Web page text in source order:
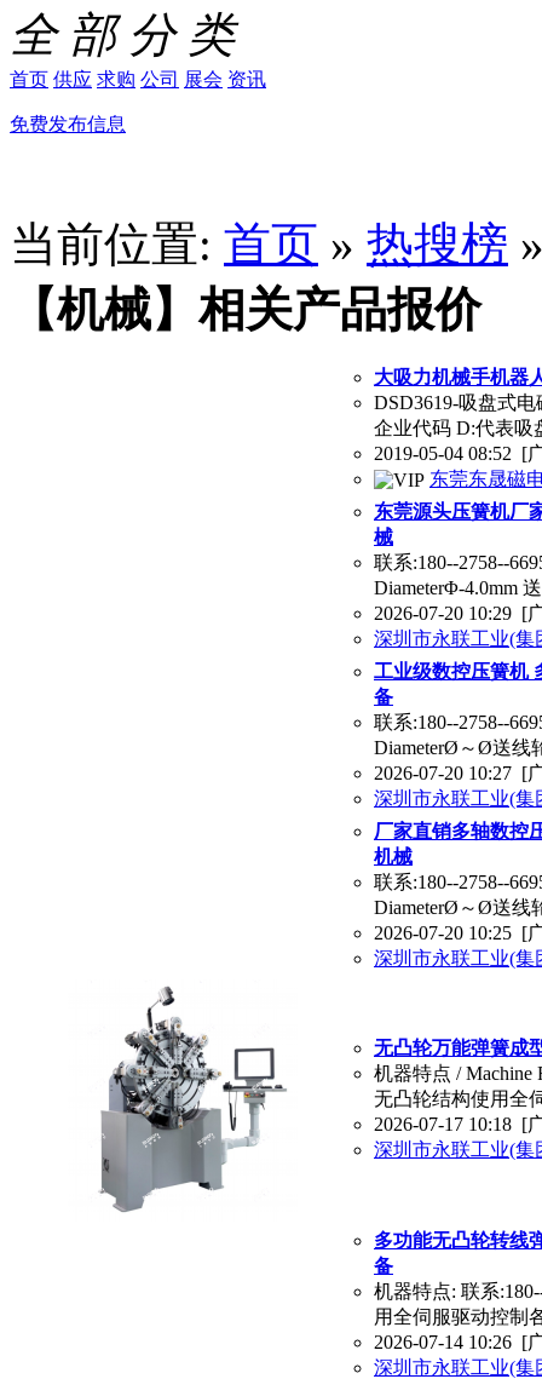
全 部 分 类
首页 供应 求购 公司 展会 资讯
免费发布信息
当前位置: 首页 » 热搜榜
【机械】相关产品报价
大吸力机械手机器
DSD3619-吸盘式
企业代码 D:代表吸
2019-05-04 08:52 [
东莞东晟磁
东莞源头压簧机厂
械
联系:180--2758--
DiameterΦ-4.0mm
2026-07-20 10:29 [
深圳市永联工业(集
工业级数控压簧机
备
联系:180--2758--
DiameterØ～Ø送线
2026-07-20 10:27 [
深圳市永联工业(集
厂家直销多轴数控
机械
联系:180--2758--
DiameterØ～Ø送线
2026-07-20 10:25 [
深圳市永联工业(集
无凸轮万能弹簧成
机器特点 / Machine
无凸轮结构使用全
2026-07-17 10:18 [
深圳市永联工业(集
多功能无凸轮转线
备
机器特点: 联系
用全伺服驱动控制
2026-07-14 10:26 [
深圳市永联工业(集